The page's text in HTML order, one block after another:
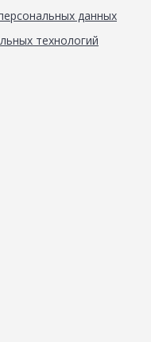
данных
технологий